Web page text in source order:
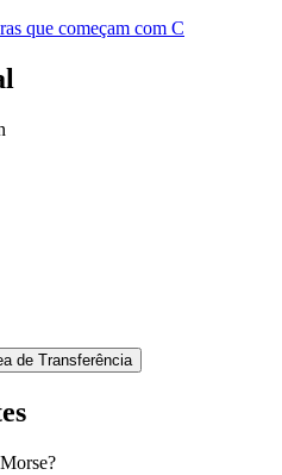
que começam com C
de Transferência